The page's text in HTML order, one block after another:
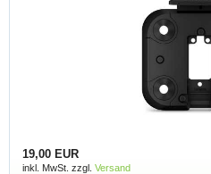
19,00 EUR
inkl. MwSt. zzgl. Versand